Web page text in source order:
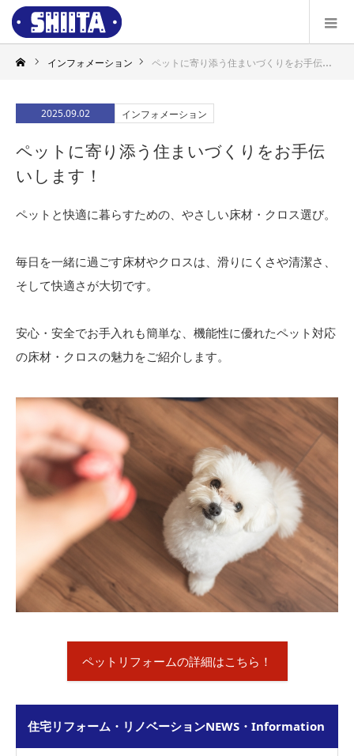
インフォメーション ペットに寄り添う住まいづくりをお手伝いします！
2025.09.02 インフォメーション
ペットに寄り添う住まいづくりをお手伝
いします！
ペットと快適に暮らすための、やさしい床材・クロス選び。
毎日を一緒に過ごす床材やクロスは、滑りにくさや清潔さ、
そして快適さが大切です。
安心・安全でお手入れも簡単な、機能性に優れたペット対応
の床材・クロスの魅力をご紹介します。
ペットリフォームの詳細はこちら！
住宅リフォーム・リノベーションNEWS・Information